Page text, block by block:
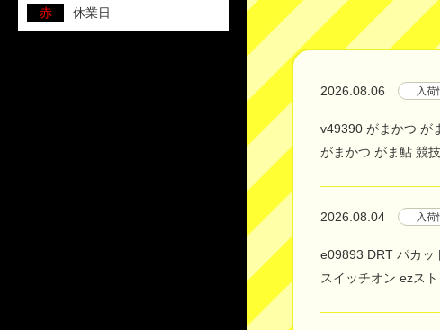
赤
休業日
2026.08.06 入荷
v49390 がまかつ が
がまかつ がま鮎 競
2026.08.04 入荷
e09893 DRT パカッ
スイッチオン ezス